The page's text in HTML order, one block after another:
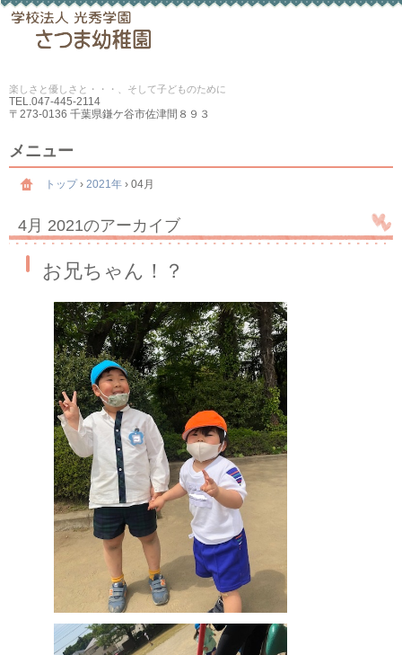
楽しさと優しさと・・・、そして子どものために
TEL.047-445-2114
〒273-0136 千葉県鎌ケ谷市佐津間８９３
メニュー
コ
ツ
へ
トップ › 2021年 › 04月
4月 2021のアーカイブ
お兄ちゃん！？